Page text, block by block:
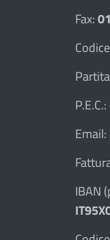
Fax:
P.E.C.:
Email:
IBAN